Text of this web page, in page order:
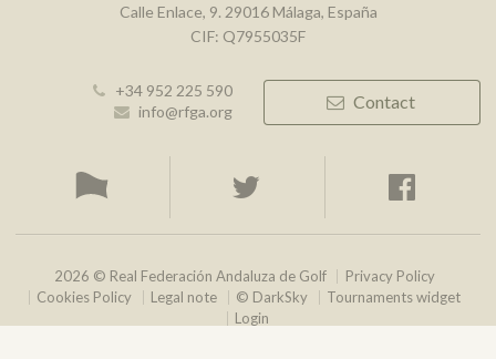
Calle Enlace, 9. 29016 Málaga, España
CIF: Q7955035F
+34 952 225 590
info@rfga.org
Contact
2026 © Real Federación Andaluza de Golf
Privacy Policy
Cookies Policy
Legal note © DarkSky
Tournaments widget
Login